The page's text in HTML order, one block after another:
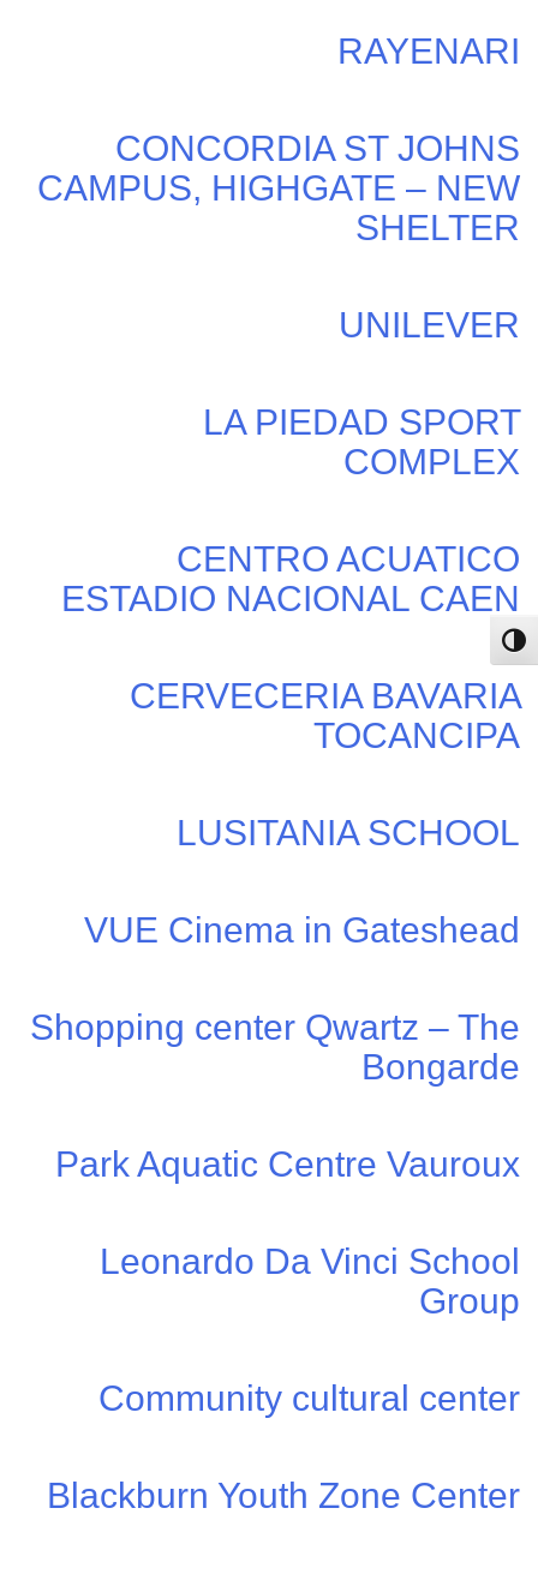
הפעל/כבה ניגודיות גבוהה
RAYENARI
CONCORDIA ST JOHNS
CAMPUS, HIGHGATE – NEW
SHELTER
UNILEVER
LA PIEDAD SPORT
COMPLEX
CENTRO ACUATICO
ESTADIO NACIONAL CAEN
CERVECERIA BAVARIA
TOCANCIPA
LUSITANIA SCHOOL
VUE Cinema in Gateshead
Shopping center Qwartz – The
Bongarde
Park Aquatic Centre Vauroux
Leonardo Da Vinci School
Group
Community cultural center
Blackburn Youth Zone Center